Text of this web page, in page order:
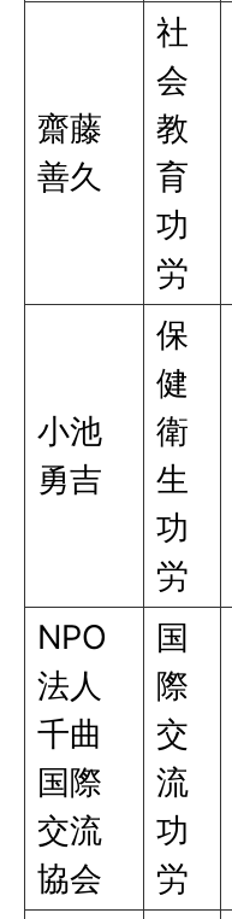
齋藤
善久
社
会
教
育
功
労
小池
勇吉
保
健
衛
生
功
労
NPO
法人
千曲
国際
交流
協会
国
際
交
流
功
労